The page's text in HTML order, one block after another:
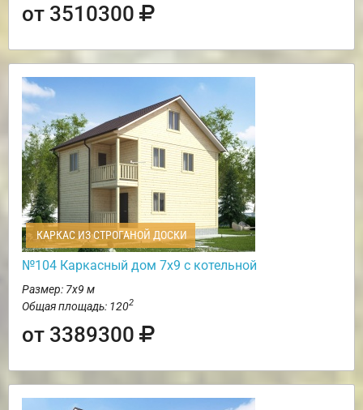
от 3510300
КАРКАС ИЗ СТРОГАНОЙ ДОСКИ
№104 Каркасный дом 7х9 с котельной
Размер: 7х9 м
Общая площадь: 1202
от 3389300